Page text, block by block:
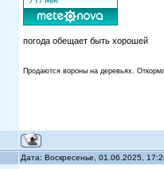
погода обещает быть хорошей
Продаются вороны на деревьях.
Дата: Воскресенье, 01.06.2025,